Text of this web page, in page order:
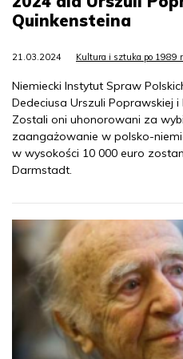
Quinkensteina
21.03.2024 Kultura i sztuka po 1989
Niemiecki Instytut Spraw
Dedeciusa Urszuli Poprawskiej
Zostali oni uhonorowani za
zaangażowanie w polsko-
w wysokości 10 000 euro
Darmstadt.